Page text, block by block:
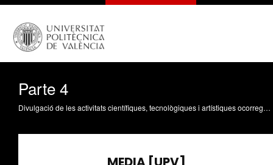
Parte 4
Divulgació de les activitats científiques, tecnològiques i artístiques ocorregudes en els tres campus de la UPV